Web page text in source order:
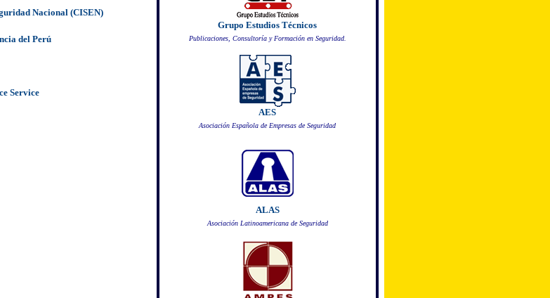
Nacional (CISEN)
del Perú
Service
Grupo Estudios Técnicos
Publicaciones, Consultoría y Formación en Seguridad.
AES
Asociación Española de Empresas de Seguridad
ALAS
Asociación Latinoamericana de Seguridad